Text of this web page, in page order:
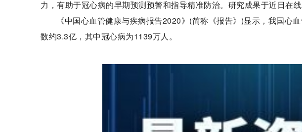
力，有助于冠心病的早期预测预警和指导精准防治。研究成果于近日在线
《中国心血管健康与疾病报告2020》(简称《报告》)显示，我国心
数约3.3亿，其中冠心病为1139万人。